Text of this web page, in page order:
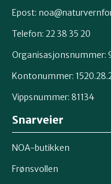
Epost:
Telefon: 22 38 35 20
Organisasjonsnummer:
Kontonummer:
Vippsnummer: 81134
Snarveier
NOA-butikken
Frønsvollen